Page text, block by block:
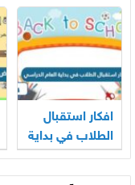
1447 – 2026
افكار استقبال
الطلاب في بداية
العام الدراسي
2025